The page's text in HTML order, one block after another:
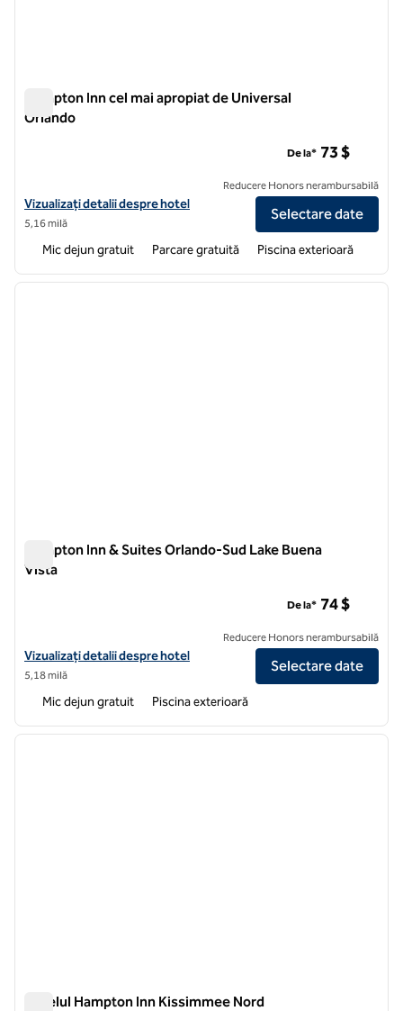
Hampton Inn cel mai apropiat de Universal
Orlando
Vizualizați detaliile hotelului Hampton Inn cel mai apropiat de
Vizualizați detalii despre hotel
5,16 milă
De la* 73 $
Reducere Honors nerambursabilă
Selectare date
Mic dejun gratuit Parcare gratuită Piscina exterioară
1 din 12
Hampton Inn & Suites Orlando-Sud Lake Buena
Vista
Vizualizați detaliile hotelului Hampton Inn & Suites Orlando-Sud
Vizualizați detalii despre hotel
5,18 milă
De la* 74 $
Reducere Honors nerambursabilă
Selectare date
Mic dejun gratuit Piscina exterioară
1 din 12
Hotelul Hampton Inn Kissimmee Nord